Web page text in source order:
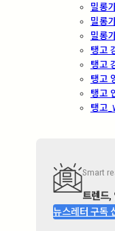
밀롱
밀롱
밀롱
탱고
탱고
탱고
탱고
탱고
Smart
트렌드,
뉴스레터 구독